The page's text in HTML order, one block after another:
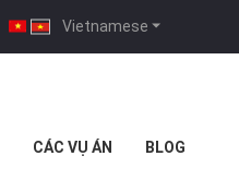
Vietnamese
CÁC VỤ ÁN BLOG